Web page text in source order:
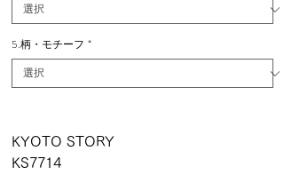
5.柄・モチーフ *
KYOTO STORY
KS7714